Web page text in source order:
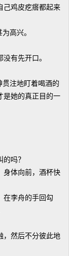
鸡皮疙瘩都起来
高兴。
有先开口。
注地盯着喝酒的
是她的真正目的一
吗？
体向前，酒杯快
李舟的手回勾
然后不分彼此地